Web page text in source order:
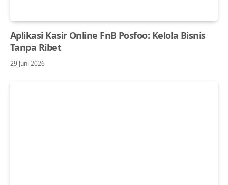
Aplikasi Kasir Online FnB Posfoo: Kelola Bisnis
Tanpa Ribet
29 Juni 2026